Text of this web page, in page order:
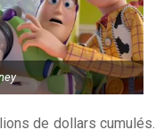
de dollars cumulés.